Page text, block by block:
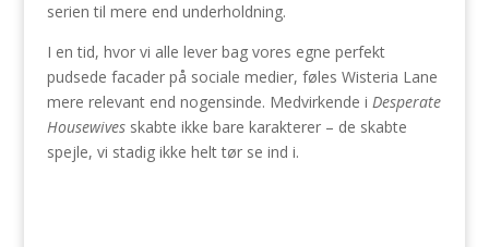
serien til mere end underholdning.
I en tid, hvor vi alle lever bag vores egne perfekt
pudsede facader på sociale medier, føles Wisteria Lane
mere relevant end nogensinde. Medvirkende i Desperate
Housewivesskabte ikke bare karakterer – de skabte
spejle, vi stadig ikke helt tør se ind i.